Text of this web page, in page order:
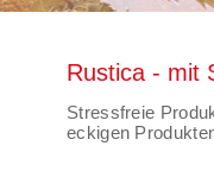
Rustica - mit
Stressfreie
eckigen